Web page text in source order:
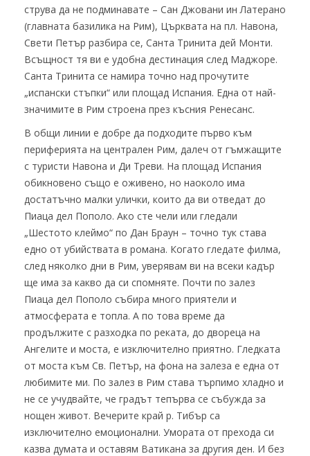
струва да не подминавате – Сан Джовани ин Латерано
(главната базилика на Рим), Църквата на пл. Навона,
Свети Петър разбира се, Санта Тринита дей Монти.
Всъщност тя ви е удобна дестинация след Маджоре.
Санта Тринита се намира точно над прочутите
„испански стъпки“ или площад Испания. Една от най-
значимите в Рим строена през късния Ренесанс.
В общи линии е добре да подходите първо към
периферията на централен Рим, далеч от гъмжащите
с туристи Навона и Ди Треви. На площад Испания
обикновено също е оживено, но наоколо има
достатъчно малки улички, които да ви отведат до
Пиаца дел Пополо. Ако сте чели или гледали
„Шестото клеймо“ по Дан Браун – точно тук става
едно от убийствата в романа. Когато гледате филма,
след няколко дни в Рим, уверявам ви на всеки кадър
ще има за какво да си спомняте. Почти по залез
Пиаца дел Пополо събира много приятели и
атмосферата е топла. А по това време да
продължите с разходка по реката, до двореца на
Ангелите и моста, е изключително приятно. Гледката
от моста към Св. Петър, на фона на залеза е една от
любимите ми. По залез в Рим става търпимо хладно и
не се учудвайте, че градът тепърва се събужда за
нощен живот. Вечерите край р. Тибър са
изключително емоционални. Умората от прехода си
казва думата и оставям Ватикана за другия ден. И без